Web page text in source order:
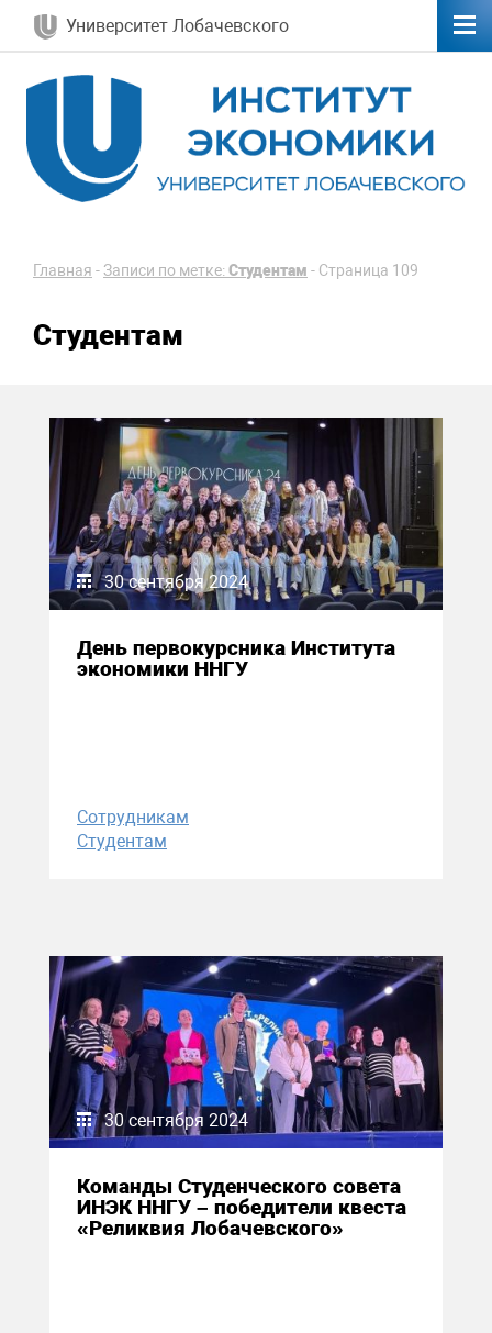
Университет Лобачевского
Главная -Записи по метке: Студентам - Страница 109
Студентам
30 сентября 2024
День первокурсника Института
экономики ННГУ
Сотрудникам
Студентам
30 сентября 2024
Команды Студенческого совета
ИНЭК ННГУ – победители квеста
«Реликвия Лобачевского»